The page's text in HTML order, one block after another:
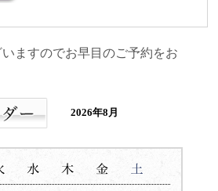
ますのでお早目のご予約をお
2026年8月